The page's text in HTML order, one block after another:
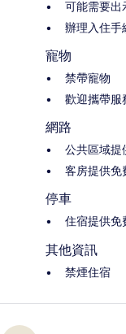
可能需要出
辦理入住手
寵物
禁帶寵物
歡迎攜帶服
網路
公共區域提
客房提供免
停車
住宿提供免
其他資訊
禁煙住宿